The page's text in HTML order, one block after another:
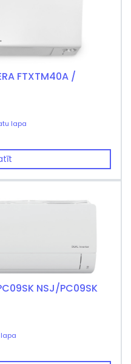
FTXTM40A /
lapa
NSJ/PC09SK